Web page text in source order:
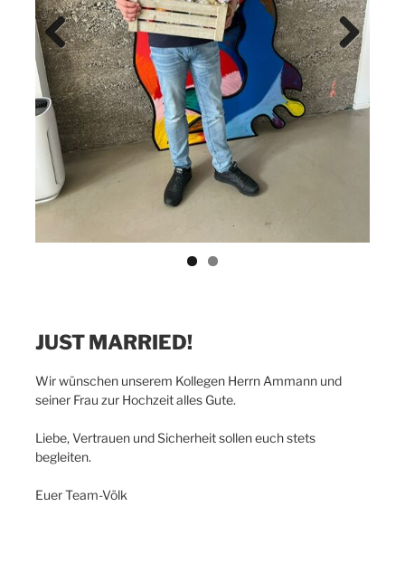
Previ
ous
Next
JUST MARRIED!
Wir wünschen unserem Kollegen Herrn Ammann und
seiner Frau zur Hochzeit alles Gute.
Liebe, Vertrauen und Sicherheit sollen euch stets
begleiten.
Euer Team-Völk